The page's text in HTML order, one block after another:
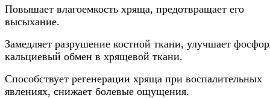
Повышает влагоемкость хряща, предотвращает его
высыхание.
Замедляет разруше­ние костной ткани, улучшает
кальциевый обмен в хрящевой ткани.
Способствует регенерации хряща при воспалительных
явлениях, снижает болевые ощущения.